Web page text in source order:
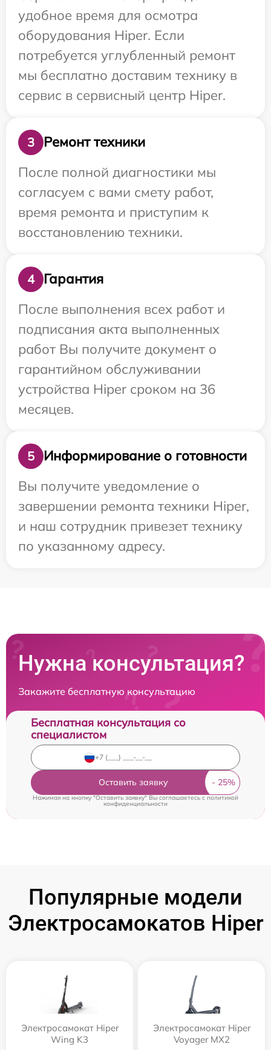
удобное время для осмотра
оборудования Hiper. Если
потребуется углубленный ремонт
мы бесплатно доставим технику в
сервис в сервисный центр Hiper.
3
Ремонт техники
После полной диагностики мы
согласуем с вами смету работ,
время ремонта и приступим к
восстановлению техники.
4
Гарантия
После выполнения всех работ и
подписания акта выполненных
работ Вы получите документ о
гарантийном обслуживании
устройства Hiper сроком на 36
месяцев.
5
Информирование о готовности
Вы получите уведомление о
завершении ремонта техники Hiper,
и наш сотрудник привезет технику
по указанному адресу.
Нужна консультация?
Закажите бесплатную консультацию
Бесплатная консультация со
специалистом
Оставить заявку
Нажимая на кнопку "Оставить заявку" Вы соглашаетесь cполитикой
конфиденциальности
Популярные модели
Электросамокатов Hiper
Электросамокат Hiper
Wing K3
Электросамокат Hiper
Voyager MX2